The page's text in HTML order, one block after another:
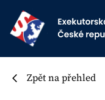
Zpět na přehled